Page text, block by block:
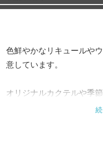
色鮮やかなリキュールや
意しています。
オリジナルカクテルや季
こだわりのカクテルもお